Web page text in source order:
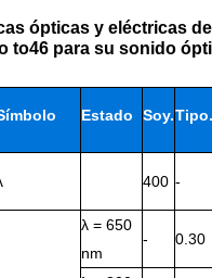
ópticas y eléctricas del
to46 para su sonido
Estado Soy.Tipo.
400 -
λ = 650
nm
- 0.30